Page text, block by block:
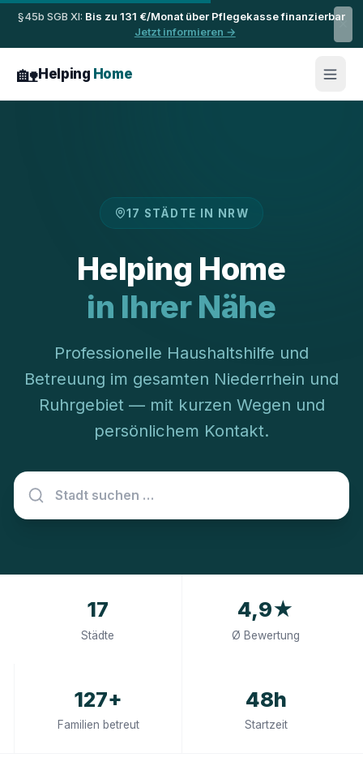
Zum Inhalt springen
§45b SGB XI: Bis zu 131 €/Monat über Pflegekasse finanzierbar
Jetzt informieren →
🏡Helping Home
17 STÄDTE IN NRW
Helping Home
in Ihrer Nähe
Professionelle Haushaltshilfe und
Betreuung im gesamten Niederrhein und
Ruhrgebiet — mit kurzen Wegen und
persönlichem Kontakt.
17
Städte
4,9★
Ø Bewertung
127+
Familien betreut
48h
Startzeit